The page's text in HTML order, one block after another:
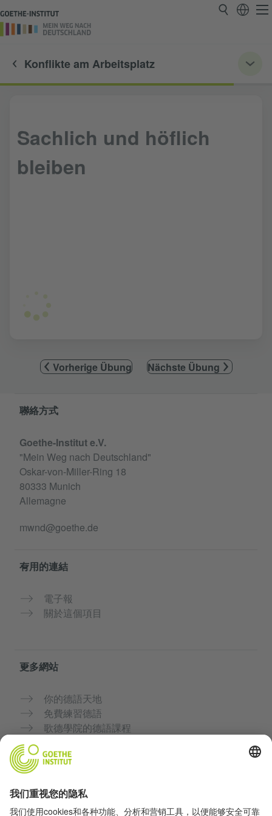
Konflikte am Arbeitsplatz
Sachlich und höflich
bleiben
Vorherige Übung Nächste Übung
Information and services
聯絡方式
Goethe-Institut e.V.
"Mein Weg nach Deutschland"
Oskar-von-Miller-Ring 18
80333 Munich
Allemagne
mwnd@goethe.de
有用的連結
電子報
關於這個項目
更多網站
你的德語天地
免費練習德語
歌德學院的德語課程
隱私與無障礙